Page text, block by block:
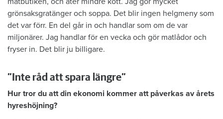
grönsaksgratänger och soppa. Det blir ingen helgmeny som
det var förr. En del går in och handlar som om de var
miljonärer. Jag handlar för en vecka och gör matlådor och
fryser in. Det blir ju billigare.
”Inte råd att spara längre”
Hur tror du att din ekonomi kommer att påverkas av årets
hyreshöjning?